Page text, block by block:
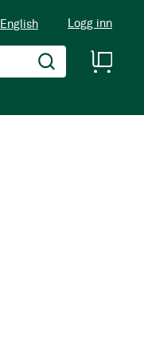
English Logg inn